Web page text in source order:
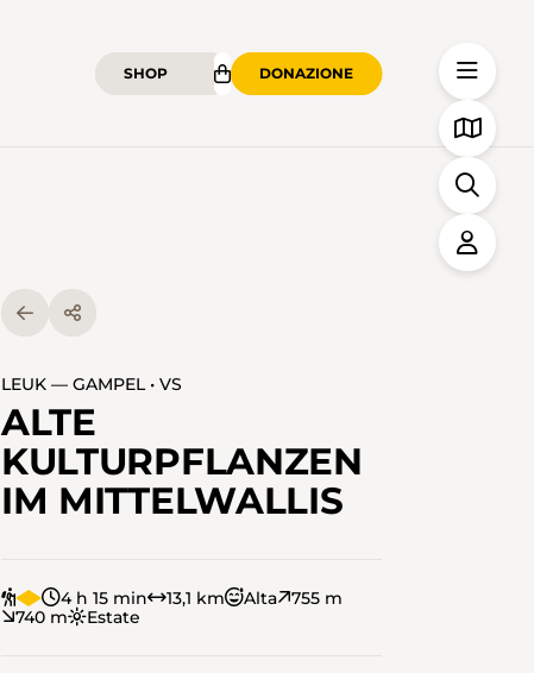
SHOP DONAZIONE
LEUK — GAMPEL • VS
ALTE
KULTURPFLANZEN
IM MITTELWALLIS
4 h 15 min 13,1 km Alta
755 m
740 m
Estate